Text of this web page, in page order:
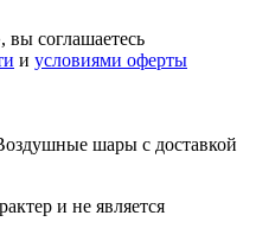
вы соглашаетесь
и условиями оферты
шары с доставкой
и не является